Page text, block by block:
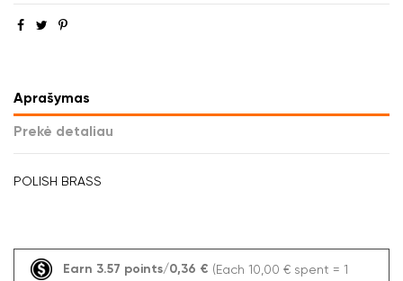
Aprašymas
Prekė detaliau
POLISH BRASS
Earn 3.57 points/0,36 € (Each 10,00 € spent = 1